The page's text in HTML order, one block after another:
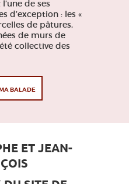
de ses
d’exception : les «
de pâtures,
de murs de
collective des
BALADE
ET JEAN-